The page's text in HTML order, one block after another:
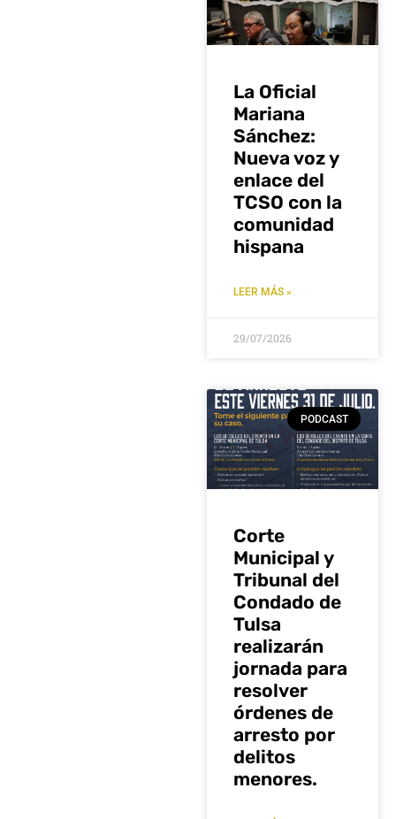
La Oficial
Mariana
Sánchez:
Nueva voz y
enlace del
TCSO con la
comunidad
hispana
LEER MÁS »
29/07/2026
PODCAST
Corte
Municipal y
Tribunal del
Condado de
Tulsa
realizarán
jornada para
resolver
órdenes de
arresto por
delitos
menores.